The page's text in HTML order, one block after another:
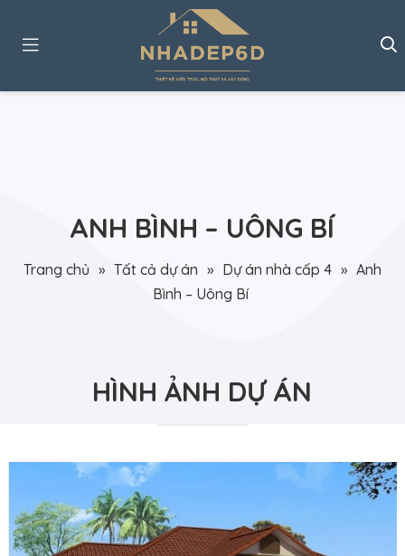
ANH BÌNH – UÔNG BÍ
Trang chủ » Tất cả dự án » Dự án nhà cấp 4 » Anh
Bình – Uông Bí
HÌNH ẢNH DỰ ÁN